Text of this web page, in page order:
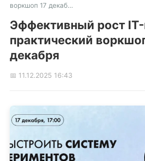
воркшоп 17 декаб…
Эффективный рост
практический
декабря
📅 11.12.2025 16:43